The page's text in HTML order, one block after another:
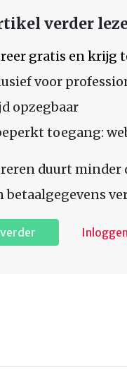
verder
gratis en krijg
voor
opzegbaar
toegang:
duurt minder
betaalgegevens
Inloggen